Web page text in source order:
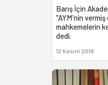
Barış İçin
"AYM'nin
mahkemelerin
dedi.
12 Kasım 2019